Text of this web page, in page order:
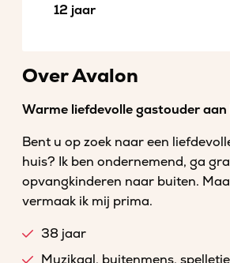
12 jaar
Over Avalon
Warme liefdevolle gastouder aan
Bent u op zoek naar een
huis? Ik ben ondernemend, ga
opvangkinderen naar buiten.
vermaak ik mij prima.
38 jaar
Muzikaal, buitenmens,